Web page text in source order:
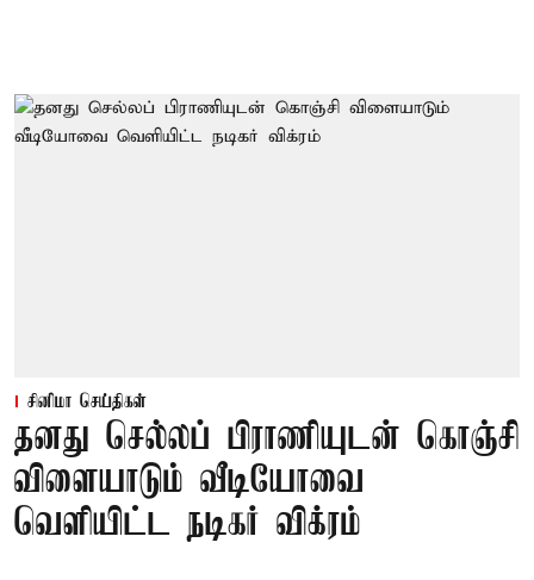
சினிமா செய்திகள்
தனது செல்லப் பிராணியுடன் கொஞ்சி
விளையாடும் வீடியோவை
வெளியிட்ட நடிகர் விக்ரம்